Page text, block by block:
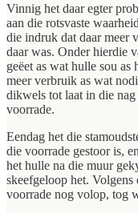
Vinnig het daar egter
aan die rotsvaste
die indruk dat daar meer
daar was. Onder hierdie
geëet as wat hulle sou
meer verbruik as wat
dikwels tot laat in die
voorrade.
Eendag het die
die voorrade gestoor is,
het hulle na die muur
skeefgeloop het.
voorrade nog volop, tog